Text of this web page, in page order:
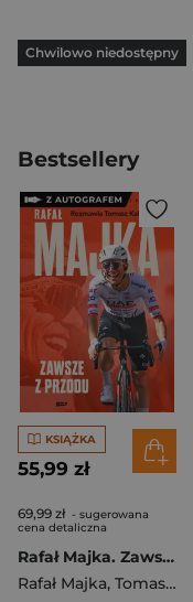
Chwilowo niedostępny
Bestsellery
KSIĄŻKA
55,99 zł
69,99 zł - sugerowana
cena detaliczna
Rafał Majka. Zawsze z przodu. Rozmawia Tomasz Kalemba - książka z autografem
Rafał Majka, Tomasz Kalemba